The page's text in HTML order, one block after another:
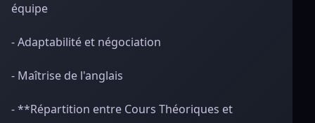
équipe
- Adaptabilité et négociation
- Maîtrise de l'anglais
- **Répartition entre Cours Théoriques et